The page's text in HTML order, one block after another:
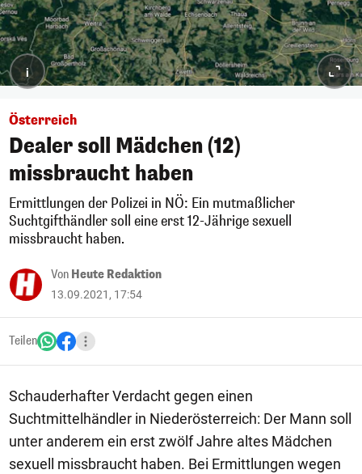
i
Österreich
Dealer soll Mädchen (12)
missbraucht haben
Ermittlungen der Polizei in NÖ: Ein mutmaßlicher
Suchtgifthändler soll eine erst 12-Jährige sexuell
missbraucht haben.
Von Heute Redaktion
13.09.2021, 17:54
Teilen
Schauderhafter Verdacht gegen einen
Suchtmittelhändler in Niederösterreich: Der Mann soll
unter anderem ein erst zwölf Jahre altes Mädchen
sexuell missbraucht haben. Bei Ermittlungen wegen